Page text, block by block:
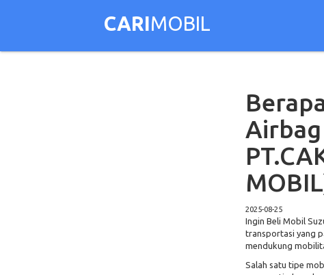
CARIMOBIL
2025-08-25
Ingin Beli Mobil
transportasi yang
mendukung
Salah satu tipe